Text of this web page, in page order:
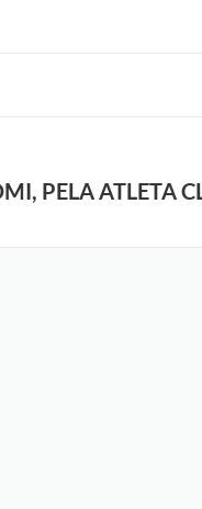
PELA ATLETA